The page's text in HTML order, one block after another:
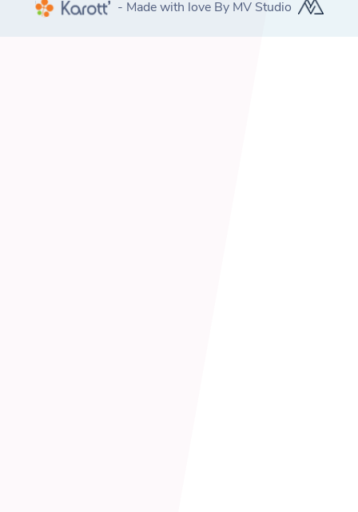
- Made with love By MV Studio